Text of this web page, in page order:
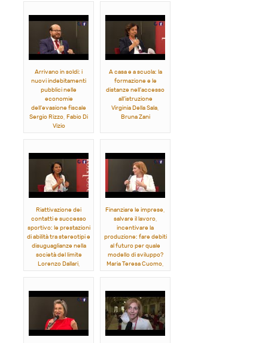
Arrivano in soldi: i
nuovi indebitamenti
pubblici nelle
economie
dell'evasione fiscale
Sergio Rizzo, Fabio Di
Vizio
A casa e a scuola: la
formazione e le
distanze nell'accesso
all'istruzione
Virginia Della Sala,
Bruna Zani
Riattivazione dei
contatti e successo
sportivo: le prestazioni
di abilità tra stereotipi e
disuguaglianze nella
società del limite
Lorenzo Dallari,
Finanziare le imprese,
salvare il lavoro,
incentivare la
produzione: fare debiti
al futuro per quale
modello di sviluppo?
Maria Teresa Cuomo,